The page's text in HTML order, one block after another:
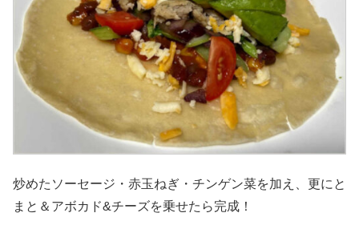
炒めたソーセージ・赤玉ねぎ・チンゲン菜を加え、更にと
まと＆アボカド&チーズを乗せたら完成！